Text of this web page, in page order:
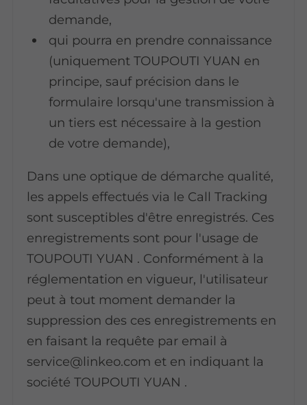
demande,
qui pourra en prendre connaissance
(uniquement TOUPOUTI YUAN en
principe, sauf précision dans le
formulaire lorsqu'une transmission à
un tiers est nécessaire à la gestion
de votre demande),
Dans une optique de démarche qualité,
les appels effectués via le Call Tracking
sont susceptibles d'être enregistrés. Ces
enregistrements sont pour l'usage de
TOUPOUTI YUAN . Conformément à la
réglementation en vigueur, l'utilisateur
peut à tout moment demander la
suppression des ces enregistrements en
en faisant la requête par email à
service@linkeo.com et en indiquant la
société TOUPOUTI YUAN .